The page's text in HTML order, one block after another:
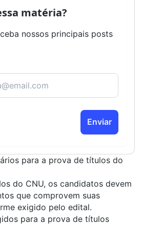
matéria?
nossos principais posts
Enviar
para a prova de títulos do
do CNU, os candidatos devem
que comprovem suas
exigido pelo edital.
para a prova de títulos